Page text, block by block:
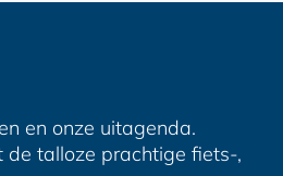
en onze uitagenda.
de talloze prachtige fiets-,